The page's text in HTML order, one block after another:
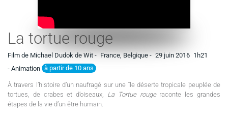
La tortue rouge
Film de Michael Dudok de Wit - France, Belgique - 29 juin 2016 1h21
- Animation à partir de 10 ans
À travers l’histoire d’un naufragé sur une île déserte tropicale peuplée de
tortues, de crabes et d’oiseaux, La Tortue rouge raconte les grandes
étapes de la vie d’un être humain.